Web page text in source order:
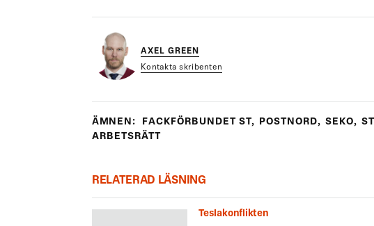
AXEL GREEN
Kontakta skribenten
ÄMNEN: FACKFÖRBUNDET ST, POSTNORD, SEKO,
ARBETSRÄTT
RELATERAD LÄSNING
Teslakonflikten